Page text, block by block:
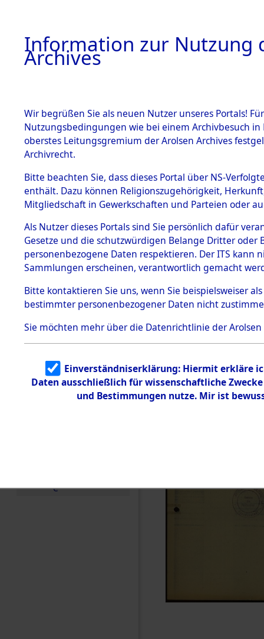
BESTÄNDE
1.
mente
5. Verschiedenes
5.3
Todesmärsche
5.3.1 Alliierte
Erhebungen
zu
Todesmärsch
en
5.3.2
Identifizierun
g
5.3.3
Todesmärsch
e
und
Information zur Nutzung
Archives
Wir begrüßen Sie als neuen Nutzer unseres Portals!
Nutzungsbedingungen wie bei einem Archivbesuch
oberstes Leitungsgremium der Arolsen Archives
Archivrecht.
Bitte beachten Sie, dass dieses Portal über NS-
enthält. Dazu können Religionszugehörigkeit,
Mitgliedschaft in Gewerkschaften und Parteien oder
Als Nutzer dieses Portals sind Sie persönlich dafür
Gesetze und die schutzwürdigen Belange Dritter
personenbezogene Daten respektieren. Der ITS
Sammlungen erscheinen, verantwortlich gemacht
Bitte kontaktieren Sie uns, wenn Sie beispielsweiser
bestimmter personenbezogener Daten nicht
Sie möchten mehr über die Datenrichtlinie der Arolsen
Einverständniserklärung: Hiermit erkläre
Daten ausschließlich für wissenschaftliche
und Bestimmungen nutze. Mir ist